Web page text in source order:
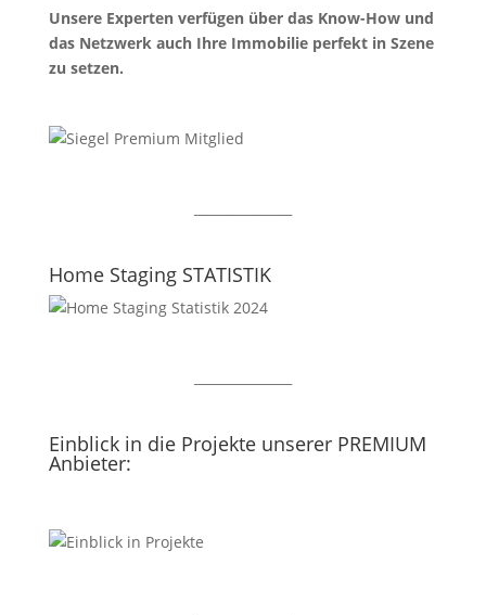
Unsere Experten verfügen über das Know-How und
das Netzwerk auch Ihre Immobilie perfekt in Szene
zu setzen.
Home Staging STATISTIK
Einblick in die Projekte unserer PREMIUM
Anbieter: